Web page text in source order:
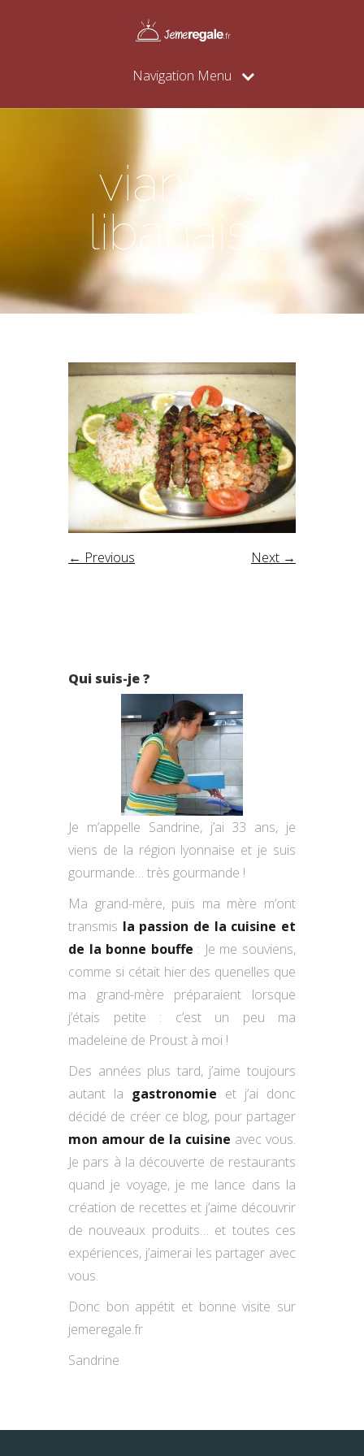
Navigation Menu
viandes
libanaise
← Previous Next →
Qui suis-je ?
Je m’appelle Sandrine, j’ai 33 ans, je
viens de la région lyonnaise et je suis
gourmande… très gourmande !
Ma grand-mère, puis ma mère m’ont
transmis la passion de la cuisine et
de la bonne bouffe : Je me souviens,
comme si cétait hier des quenelles que
ma grand-mère préparaient lorsque
j’étais petite : c’est un peu ma
madeleine de Proust à moi !
Des années plus tard, j’aime toujours
autant la gastronomie et j’ai donc
décidé de créer ce blog, pour partager
mon amour de la cuisine avec vous.
Je pars à la découverte de restaurants
quand je voyage, je me lance dans la
création de recettes et j’aime découvrir
de nouveaux produits… et toutes ces
expériences, j’aimerai les partager avec
vous.
Donc bon appétit et bonne visite sur
jemeregale.fr
Sandrine